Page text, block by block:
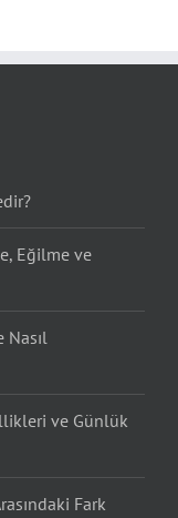
Eğilme ve
Nasıl
ve Günlük
Fark